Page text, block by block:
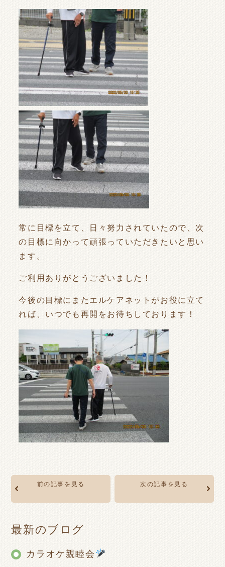
常に目標を立て、日々努力されていたので、次
の目標に向かって頑張っていただきたいと思い
ます。
ご利用ありがとうございました！
今後の目標にまたエルケアネットがお役に立て
れば、いつでも再開をお待ちしております！
前の記事を見る 次の記事を見る
最新のブログ
カラオケ親睦会